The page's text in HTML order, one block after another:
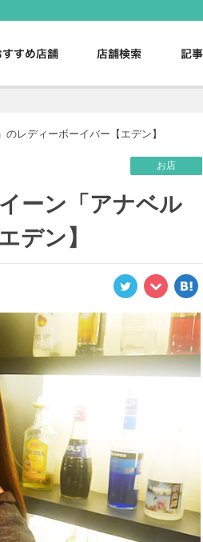
レディーボーイバー【エデン】
お店
ーン「アナベル
デン】